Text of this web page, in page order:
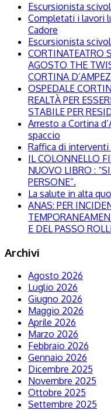
Escursionista
Completati i lavori
Cadore
Escursionista
CORTINATEATRO
AGOSTO THE
CORTINA
OSPEDALE
REALTÀ PER
STABILE PER
Arresto a Cortina
spaccio
Raffica di
IL COLONNELLO
NUOVO LIBRO :
PERSONE”.
La salute in alta
ANAS: PER
E DEL PASSO
Archivi
Agosto 2026
Luglio 2026
Giugno 2026
Maggio 2026
Aprile 2026
Marzo 2026
Febbraio 2026
Gennaio 2026
Dicembre 2025
Novembre 2025
Ottobre 2025
Settembre 2025